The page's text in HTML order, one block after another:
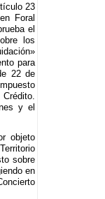
23
Foral
el
los
para
22 de
y el
objeto
sobre
en